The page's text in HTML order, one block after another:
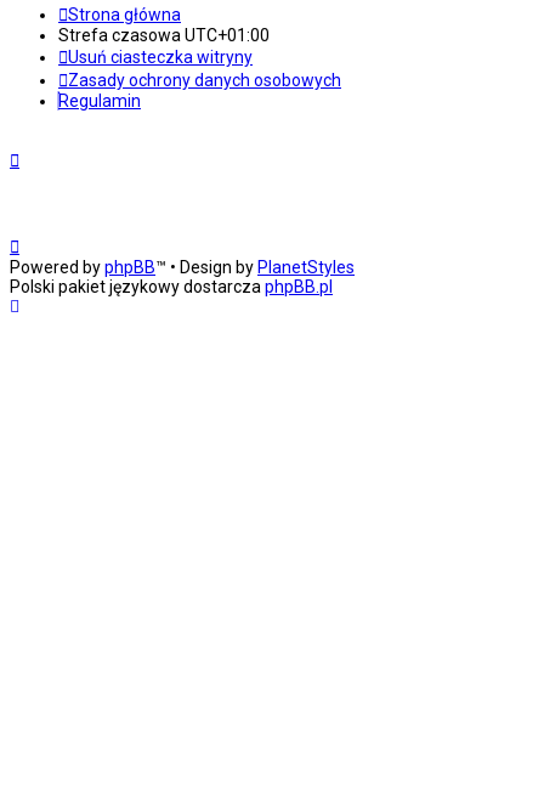
Strona główna
Strefa czasowaUTC+01:00
Usuń ciasteczka witryny
Zasady ochrony danych osobowych
Regulamin
Powered byphpBB™ • Design by PlanetStyles
Polski pakiet językowy dostarczaphpBB.pl